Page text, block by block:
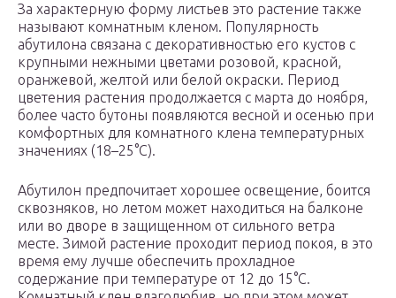
За характерную форму листьев это растение также
называют комнатным кленом. Популярность
абутилона связана с декоративностью его кустов с
крупными нежными цветами розовой, красной,
оранжевой, желтой или белой окраски. Период
цветения растения продолжается с марта до ноября,
более часто бутоны появляются весной и осенью при
комфортных для комнатного клена температурных
значениях (18–25°С).
Абутилон предпочитает хорошее освещение, боится
сквозняков, но летом может находиться на балконе
или во дворе в защищенном от сильного ветра
месте. Зимой растение проходит период покоя, в это
время ему лучше обеспечить прохладное
содержание при температуре от 12 до 15°С.